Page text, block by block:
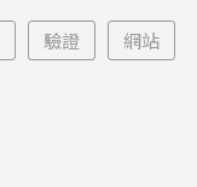
驗證 網站